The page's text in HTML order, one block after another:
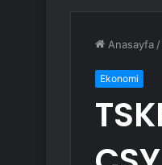
Anasayfa /
Ekonomi